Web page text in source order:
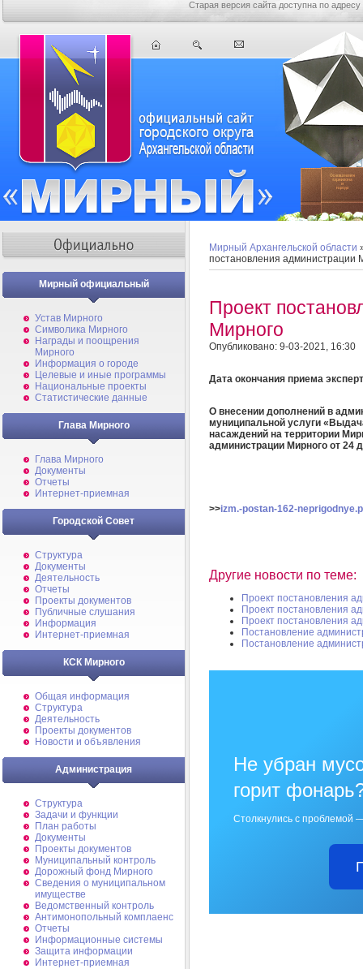
Старая версия сайта доступна по адресу
Мирный официальный
Устав Мирного
Символика Мирного
Награды и поощрения
Мирного
Информация о городе
Целевые и иные программы
Национальные проекты
Статистические данные
Глава Мирного
Глава Мирного
Документы
Отчеты
Интернет-приемная
Городской Совет
Структура
Документы
Деятельность
Отчеты
Проекты документов
Публичные слушания
Информация
Интернет-приемная
КСК Мирного
Общая информация
Структура
Деятельность
Проекты документов
Новости и объявления
Администрация
Структура
Задачи и функции
План работы
Документы
Проекты документов
Муниципальный контроль
Дорожный фонд Мирного
Cведения о муниципальном
имуществе
Ведомственный контроль
Антимонопольный комплаенс
Отчеты
Информационные системы
Защита информации
Интернет-приемная
Мирный Архангельской области
постановления администрации
Проект
Мирного
Опубликовано: 9-03-2021, 16:30
Дата окончания приема
О внесении дополнений в
муниципальной услуги
насаждений на территории
администрации Мирного от 24
>>izm.-postan-162-
Другие новости по теме:
Проект постановления
Проект постановления
Проект постановления
Постановление
Постановление
Не убран
горит
Столкнулись с проблемой